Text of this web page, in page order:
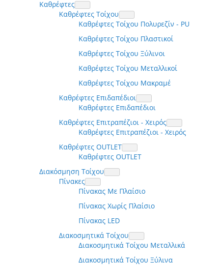
Καθρέφτες
Καθρέφτες Τοίχου
Καθρέφτες Τοίχου Πολυρεζίν - PU
Καθρέφτες Τοίχου Πλαστικοί
Καθρέφτες Τοίχου Ξύλινοι
Καθρέφτες Τοίχου Μεταλλικοί
Καθρέφτες Τοίχου Μακραμέ
Καθρέφτες Επιδαπέδιοι
Καθρέφτες Επιδαπέδιοι
Καθρέφτες Επιτραπέζιοι - Χειρός
Καθρέφτες Επιτραπέζιοι - Χειρός
Καθρέφτες OUTLET
Καθρέφτες OUTLET
Διακόσμηση Τοίχου
Πίνακες
Πίνακας Με Πλαίσιο
Πίνακας Χωρίς Πλαίσιο
Πίνακας LED
Διακοσμητικά Τοίχου
Διακοσμητικά Τοίχου Μεταλλικά
Διακοσμητικά Τοίχου Ξύλινα